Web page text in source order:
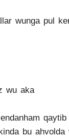
wunga pul
wu aka
qaytib
bu ahvolda